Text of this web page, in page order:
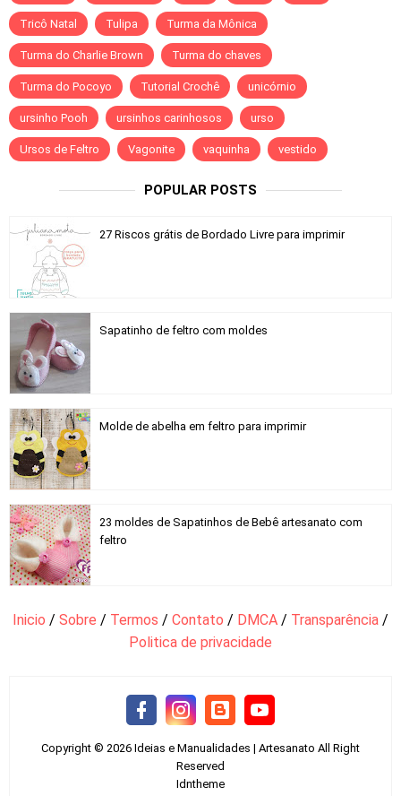
Tricô Natal Tulipa Turma da Mônica
Turma do Charlie Brown Turma do chaves
Turma do Pocoyo Tutorial Crochê unicórnio
ursinho Pooh ursinhos carinhosos urso
Ursos de Feltro Vagonite vaquinha vestido
POPULAR POSTS
27 Riscos grátis de Bordado Livre para imprimir
Sapatinho de feltro com moldes
Molde de abelha em feltro para imprimir
23 moldes de Sapatinhos de Bebê artesanato com
feltro
Inicio / Sobre / Termos / Contato / DMCA / Transparência /
Politica de privacidade
Copyright © 2026 Ideias e Manualidades | Artesanato All Right
Reserved
Idntheme